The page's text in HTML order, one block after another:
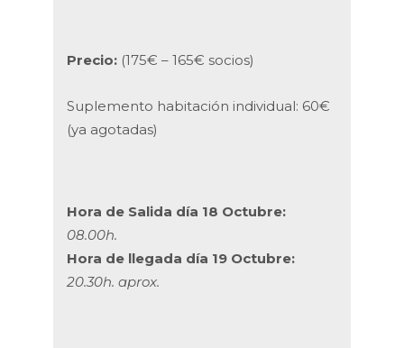
Precio: (175€ – 165€ socios)
Suplemento habitación individual: 60€
(ya agotadas)
Hora de Salida día 18 Octubre:
08.00h.
Hora de llegada día 19 Octubre:
20.30h. aprox.